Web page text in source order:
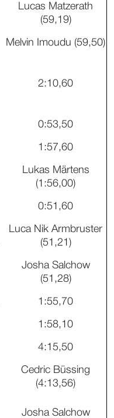
Lucas Matzerath
(59,19)
Melvin Imoudu (59,50)
2:10,60
0:53,50
1:57,60
Lukas Märtens
(1:56,00)
0:51,60
Luca Nik Armbruster
(51,21)
Josha Salchow
(51,28)
1:55,70
1:58,10
4:15,50
Cedric Büssing
(4:13,56)
Josha Salchow